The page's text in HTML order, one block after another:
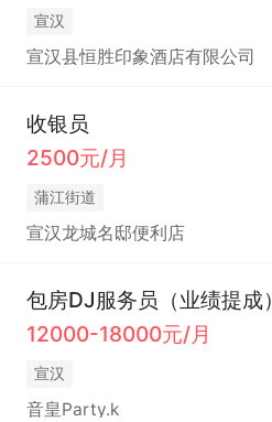
宣汉
宣汉县恒胜印象酒店有限公司
收银员
2500元/月
蒲江街道
宣汉龙城名邸便利店
包房DJ服务员（业绩提成）
12000-18000元/月
宣汉
音皇Party.k